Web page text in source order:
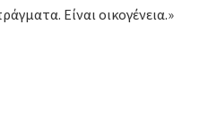
Είναι οικογένεια.»